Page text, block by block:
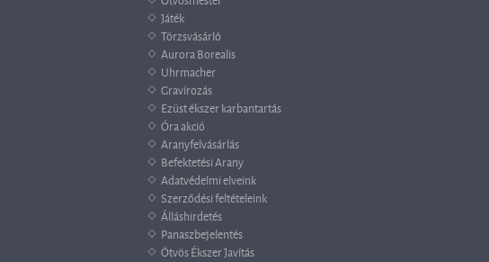
Játék
Törzsvásárló
Aurora Borealis
Uhrmacher
Gravírozás
Ezüst ékszer karbantartás
Óra akció
Aranyfelvásárlás
Befektetési Arany
Adatvédelmi elveink
Szerződési feltételeink
Álláshirdetés
Panaszbejelentés
Ötvös Ékszer Javítás